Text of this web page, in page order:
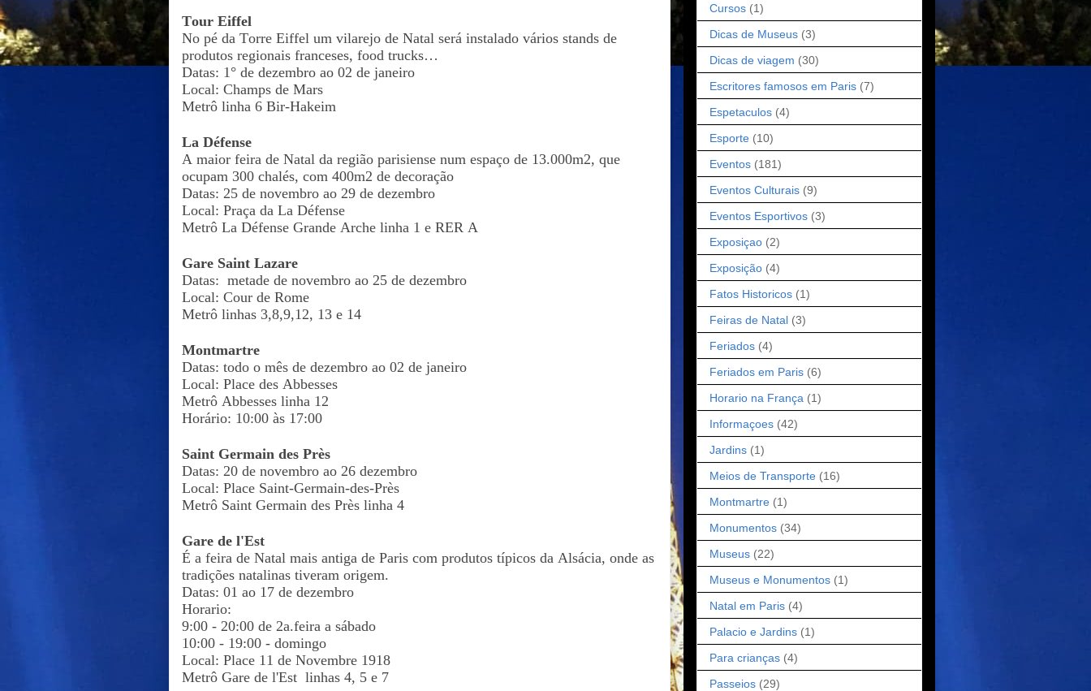
Tour Eiffel
No pé da Torre Eiffel um vilarejo de Natal será instalado vários stands de
produtos regionais franceses, food trucks…
Datas: 1° de dezembro ao 02 de janeiro
Local: Champs de Mars
Metrô linha 6 Bir-Hakeim
La Défense
A maior feira de Natal da região parisiense num espaço de 13.000m2, que
ocupam 300 chalés, com 400m2 de decoração
Datas: 25 de novembro ao 29 de dezembro
Local: Praça da La Défense
Metrô La Défense Grande Arche linha 1 e RER A
Gare Saint Lazare
Datas: metade de novembro ao 25 de dezembro
Local: Cour de Rome
Metrô linhas 3,8,9,12, 13 e 14
Montmartre
Datas: todo o mês de dezembro ao 02 de janeiro
Local: Place des Abbesses
Metrô Abbesses linha 12
Horário: 10:00 às 17:00
Saint Germain des Près
Datas: 20 de novembro ao 26 dezembro
Local: Place Saint-Germain-des-Près
Metrô Saint Germain des Près linha 4
Gare de l'Est
É a feira de Natal mais antiga de Paris com produtos típicos da Alsácia, onde as
tradições natalinas tiveram origem.
Datas: 01 ao 17 de dezembro
Horario:
9:00 - 20:00 de 2a.feira a sábado
10:00 - 19:00 - domingo
Local: Place 11 de Novembre 1918
Metrô Gare de l'Est linhas 4, 5 e 7
Cursos (1)
Dicas de Museus (3)
Dicas de viagem (30)
Escritores famosos em Paris (7)
Espetaculos (4)
Esporte (10)
Eventos (181)
Eventos Culturais (9)
Eventos Esportivos (3)
Exposiçao (2)
Exposição (4)
Fatos Historicos (1)
Feiras de Natal (3)
Feriados (4)
Feriados em Paris (6)
Horario na França (1)
Informaçoes (42)
Jardins (1)
Meios de Transporte (16)
Montmartre (1)
Monumentos (34)
Museus (22)
Museus e Monumentos (1)
Natal em Paris (4)
Palacio e Jardins (1)
Para crianças (4)
Passeios (29)